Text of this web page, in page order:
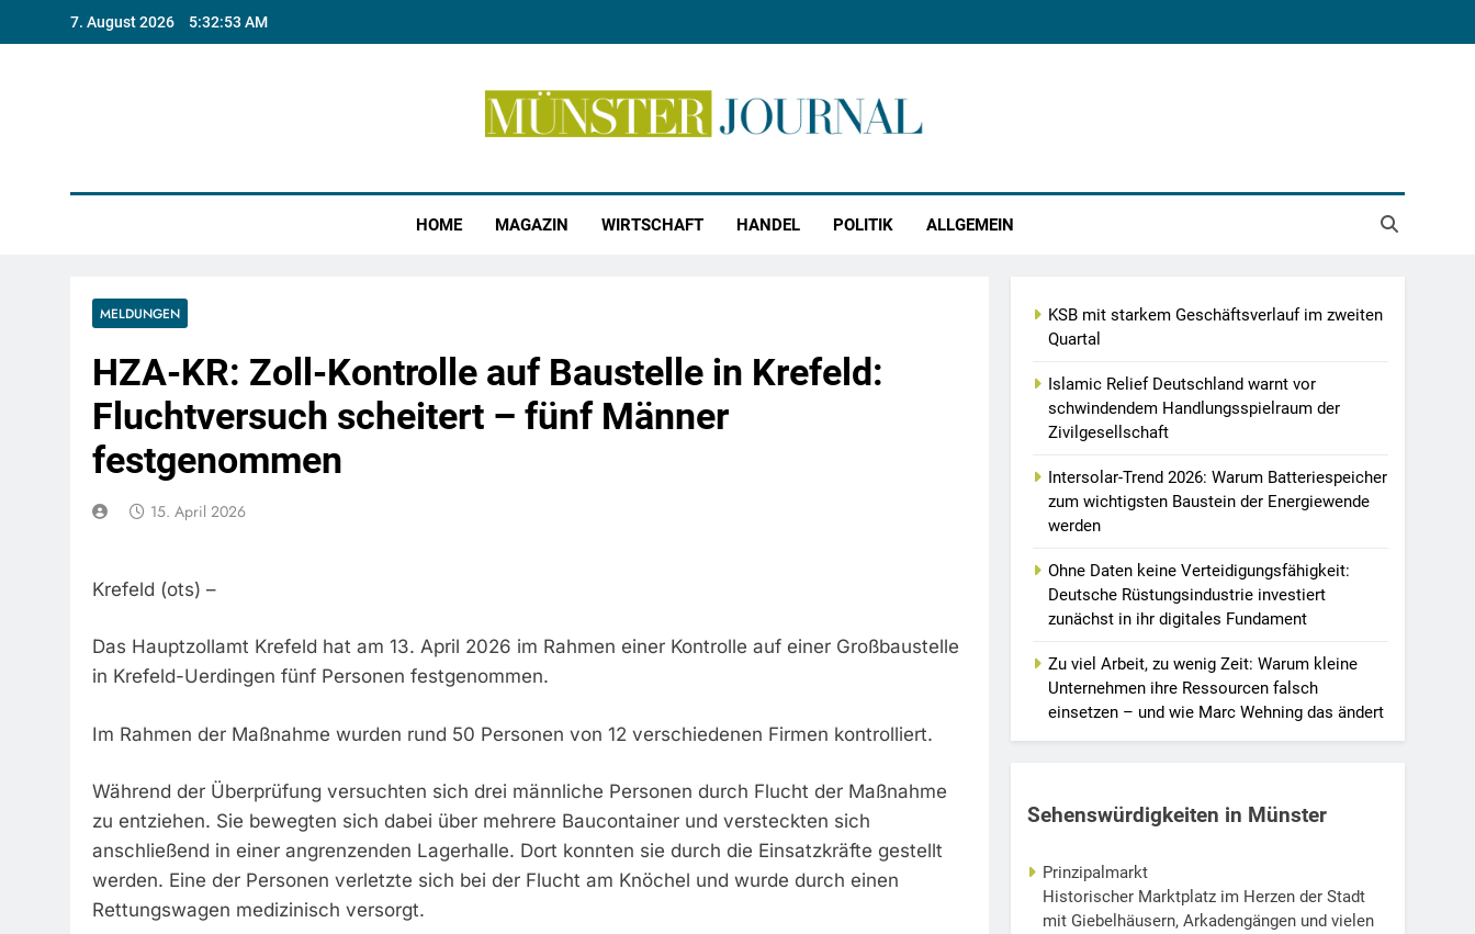
7. August 2026 5:32:53 AM
HOME MAGAZIN WIRTSCHAFT HANDEL POLITIK ALLGEMEIN
MELDUNGEN
HZA-KR: Zoll-Kontrolle auf Baustelle in Krefeld:
Fluchtversuch scheitert – fünf Männer
festgenommen
15. April 2026
Krefeld (ots) –
Das Hauptzollamt Krefeld hat am 13. April 2026 im Rahmen einer Kontrolle auf einer Großbaustelle
in Krefeld-Uerdingen fünf Personen festgenommen.
Im Rahmen der Maßnahme wurden rund 50 Personen von 12 verschiedenen Firmen kontrolliert.
Während der Überprüfung versuchten sich drei männliche Personen durch Flucht der Maßnahme
zu entziehen. Sie bewegten sich dabei über mehrere Baucontainer und versteckten sich
anschließend in einer angrenzenden Lagerhalle. Dort konnten sie durch die Einsatzkräfte gestellt
werden. Eine der Personen verletzte sich bei der Flucht am Knöchel und wurde durch einen
Rettungswagen medizinisch versorgt.
KSB mit starkem Geschäftsverlauf im zweiten
Quartal
Islamic Relief Deutschland warnt vor
schwindendem Handlungsspielraum der
Zivilgesellschaft
Intersolar-Trend 2026: Warum Batteriespeicher
zum wichtigsten Baustein der Energiewende
werden
Ohne Daten keine Verteidigungsfähigkeit:
Deutsche Rüstungsindustrie investiert
zunächst in ihr digitales Fundament
Zu viel Arbeit, zu wenig Zeit: Warum kleine
Unternehmen ihre Ressourcen falsch
einsetzen – und wie Marc Wehning das ändert
Sehenswürdigkeiten in Münster
Prinzipalmarkt
Historischer Marktplatz im Herzen der Stadt
mit Giebelhäusern, Arkadengängen und vielen